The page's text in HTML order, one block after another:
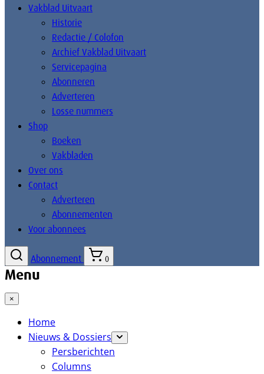
Vakblad Uitvaart
Historie
Redactie / Colofon
Archief Vakblad Uitvaart
Servicepagina
Abonneren
Adverteren
Losse nummers
Shop
Boeken
Vakbladen
Over ons
Contact
Adverteren
Abonnementen
Voor abonnees
Abonnement 0
Menu
×
Home
Nieuws & Dossiers
Persberichten
Columns